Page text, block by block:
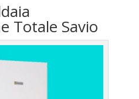
Totale Savio